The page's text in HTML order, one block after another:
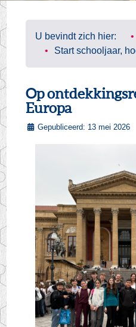
U bevindt zich hier:
Start schooljaar,
Op
Europa
Gepubliceerd: 13 mei 2026